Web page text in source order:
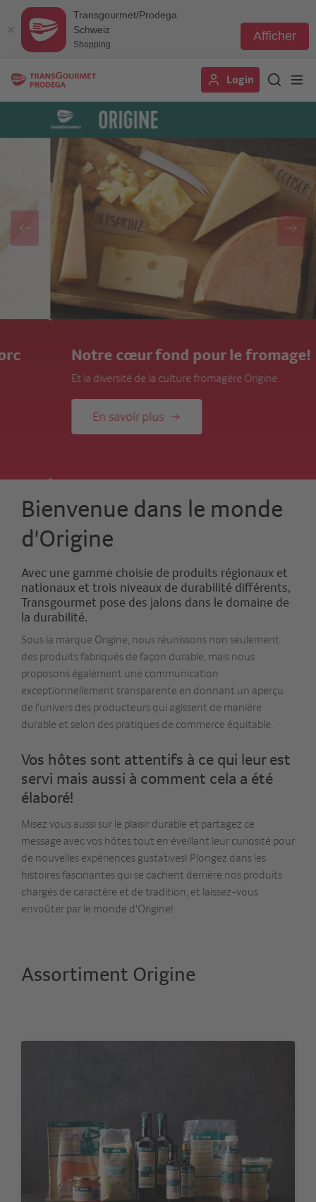
Transgourmet/Prodega
Schweiz
Shopping
Afficher
Login
Notre cœur fond pour le fromage!
Et la diversité de la culture fromagère Origine.
En savoir plus
Bienvenue dans le monde
d'Origine
Avec une gamme choisie de produits régionaux et
nationaux et trois niveaux de durabilité différents,
Transgourmet pose des jalons dans le domaine de
la durabilité.
Sous la marque Origine, nous réunissons non seulement
des produits fabriqués de façon durable, mais nous
proposons également une communication
exceptionnellement transparente en donnant un aperçu
de l'univers des producteurs qui agissent de manière
durable et selon des pratiques de commerce équitable.
Vos hôtes sont attentifs à ce qui leur est
servi mais aussi à comment cela a été
élaboré!
Misez vous aussi sur le plaisir durable et partagez ce
message avec vos hôtes tout en éveillant leur curiosité pour
de nouvelles expériences gustatives! Plongez dans les
histoires fascinantes qui se cachent derrière nos produits
chargés de caractère et de tradition, et laissez-vous
envoûter par le monde d'Origine!
Assortiment Origine